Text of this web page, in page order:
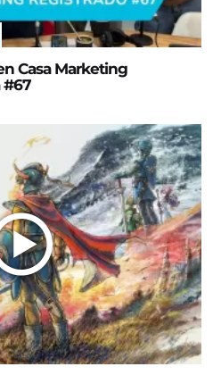
Casa Marketing
#67